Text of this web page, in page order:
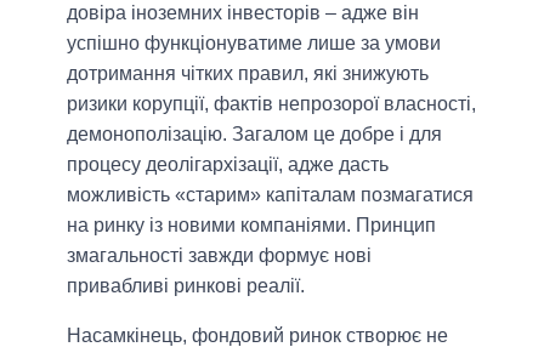
довіра іноземних інвесторів – адже він
успішно функціонуватиме лише за умови
дотримання чітких правил, які знижують
ризики корупції, фактів непрозорої власності,
демонополізацію. Загалом це добре і для
процесу деолігархізації, адже дасть
можливість «старим» капіталам позмагатися
на ринку із новими компаніями. Принцип
змагальності завжди формує нові
привабливі ринкові реалії.
Насамкінець, фондовий ринок створює не